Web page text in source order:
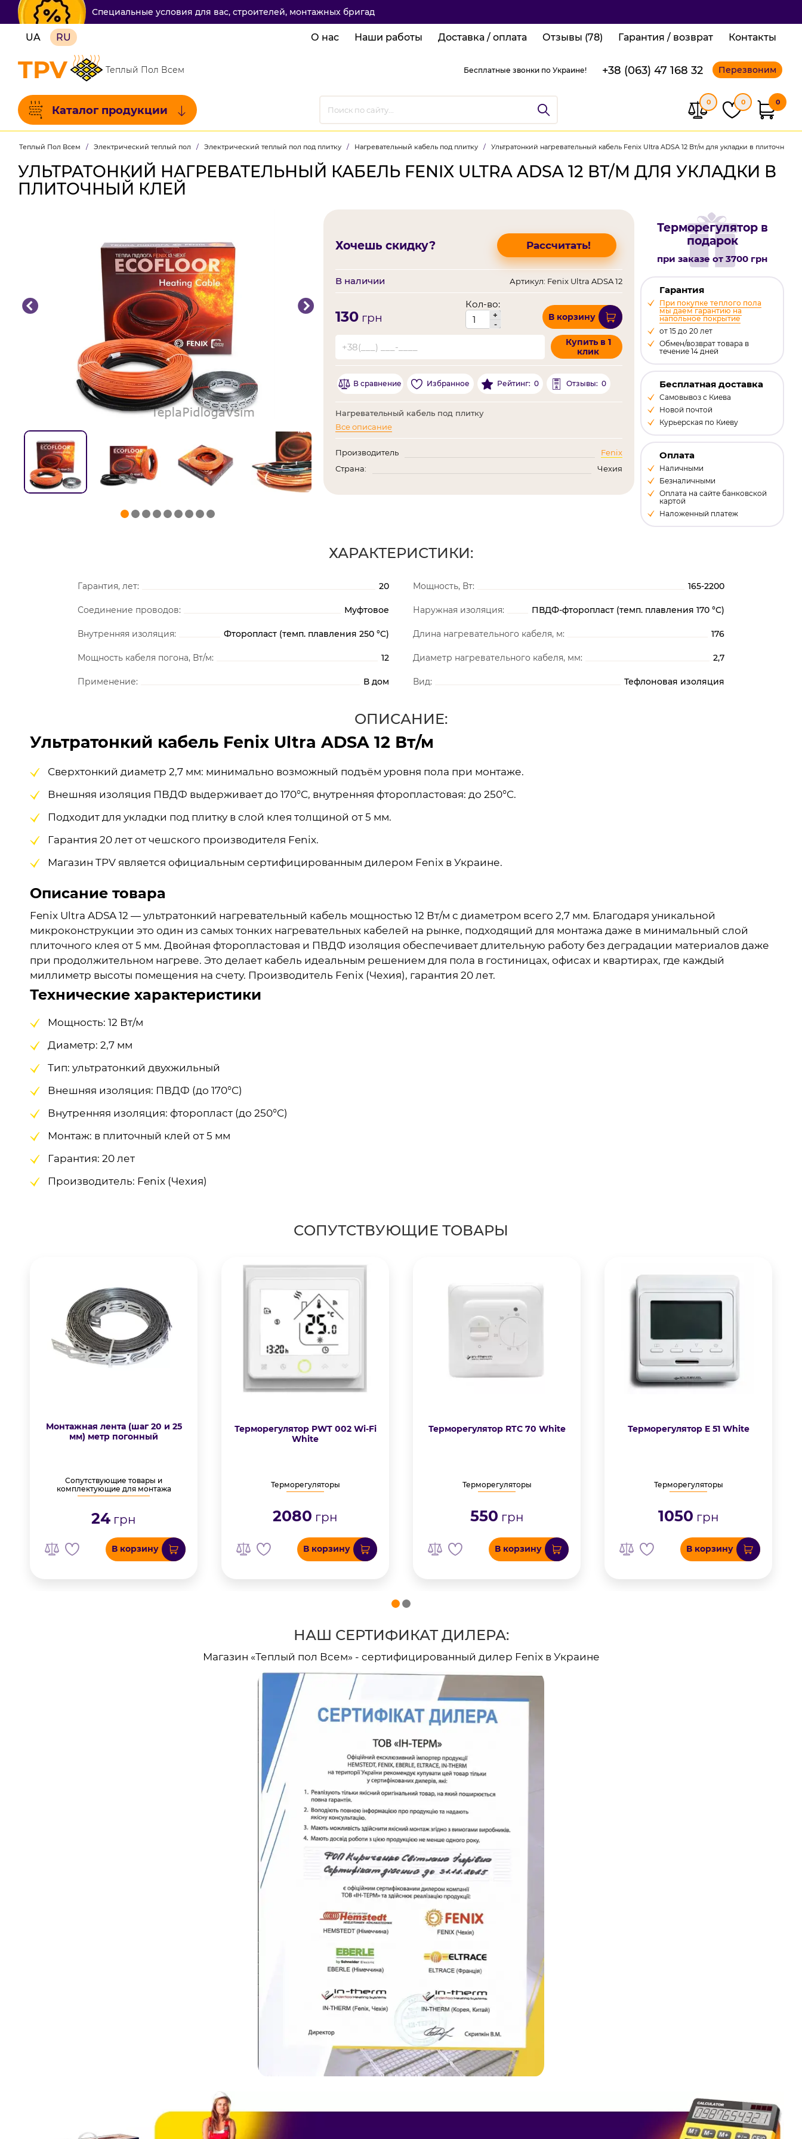
Специальные условия для вас, строителей, монтажных бригад
UA RU О нас Наши работы Доставка / оплата Отзывы (78) Гарантия / возврат Контакты
TPV Теплый Пол Всем Бесплатные звонки по Украине! +38 (063) 47 168 32 Перезвоним
Каталог продукции
0 0 0
Теплый Пол Всем / Электрический теплый пол / Электрический теплый пол под плитку / Нагревательный кабель под плитку / Ультратонкий нагревательный кабель Fenix Ultra ADSA 12 Вт/м для укладки в плиточный
УЛЬТРАТОНКИЙ НАГРЕВАТЕЛЬНЫЙ КАБЕЛЬ FENIX ULTRA ADSA 12 ВТ/М ДЛЯ УКЛАДКИ В
ПЛИТОЧНЫЙ КЛЕЙ
Хочешь скидку? Рассчитать!
В наличии Артикул: Fenix Ultra ADSA 12
130грн
Кол-во:
+
-
В корзину
Купить в 1
клик
В сравнение Избранное Рейтинг: 0 Отзывы: 0
Нагревательный кабель под плитку
Все описание
Производитель
Fenix
Страна:
Чехия
Терморегулятор в
подарок
при заказе от 3700 грн
Гарантия
При покупке теплого пола
мы даем гарантию на
напольное покрытие
от 15 до 20 лет
Обмен/возврат товара в
течение 14 дней
Бесплатная доставка
Самовывоз с Киева
Новой почтой
Курьерская по Киеву
Оплата
Наличными
Безналичными
Оплата на сайте банковской
картой
Наложенный платеж
ХАРАКТЕРИСТИКИ:
Гарантия, лет: 20 Мощность, Вт: 165-2200
Соединение проводов: Муфтовое Наружная изоляция: ПВДФ-фторопласт (темп. плавления 170 °C)
Внутренняя изоляция: Фторопласт (темп. плавления 250 °C) Длина нагревательного кабеля, м: 176
Мощность кабеля погона, Вт/м: 12 Диаметр нагревательного кабеля, мм: 2,7
Применение: В дом Вид: Тефлоновая изоляция
ОПИСАНИЕ:
Ультратонкий кабель Fenix Ultra ADSA 12 Вт/м
Сверхтонкий диаметр 2,7 мм: минимально возможный подъём уровня пола при монтаже.
Внешняя изоляция ПВДФ выдерживает до 170°C, внутренняя фторопластовая: до 250°C.
Подходит для укладки под плитку в слой клея толщиной от 5 мм.
Гарантия 20 лет от чешского производителя Fenix.
Магазин TPV является официальным сертифицированным дилером Fenix в Украине.
Описание товара
Fenix Ultra ADSA 12 — ультратонкий нагревательный кабель мощностью 12 Вт/м с диаметром всего 2,7 мм. Благодаря уникальной
микроконструкции это один из самых тонких нагревательных кабелей на рынке, подходящий для монтажа даже в минимальный слой
плиточного клея от 5 мм. Двойная фторопластовая и ПВДФ изоляция обеспечивает длительную работу без деградации материалов даже
при продолжительном нагреве. Это делает кабель идеальным решением для пола в гостиницах, офисах и квартирах, где каждый
миллиметр высоты помещения на счету. Производитель Fenix (Чехия), гарантия 20 лет.
Технические характеристики
Мощность: 12 Вт/м
Диаметр: 2,7 мм
Тип: ультратонкий двухжильный
Внешняя изоляция: ПВДФ (до 170°C)
Внутренняя изоляция: фторопласт (до 250°C)
Монтаж: в плиточный клей от 5 мм
Гарантия: 20 лет
Производитель: Fenix (Чехия)
СОПУТСТВУЮЩИЕ ТОВАРЫ
Монтажная лента (шаг 20 и 25
мм) метр погонный
Сопутствующие товары и
комплектующие для монтажа
24 грн
В корзину
Терморегулятор PWT 002 Wi-Fi
White
Терморегуляторы
2080 грн
В корзину
Терморегулятор RTC 70 White
Терморегуляторы
550 грн
В корзину
Терморегулятор E 51 White
Терморегуляторы
1050 грн
В корзину
НАШ СЕРТИФИКАТ ДИЛЕРА:
Магазин «Теплый пол Всем» - сертифицированный дилер Fenix в Украине